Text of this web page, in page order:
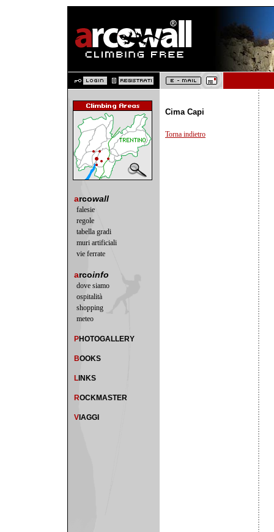
arcowall
falesie
regole
tabella gradi
muri artificiali
vie ferrate
arcoinfo
dove siamo
ospitalità
shopping
meteo
PHOTOGALLERY
BOOKS
L INKS
ROCKMASTER
V IAGGI
Cima Capi
Torna indietro